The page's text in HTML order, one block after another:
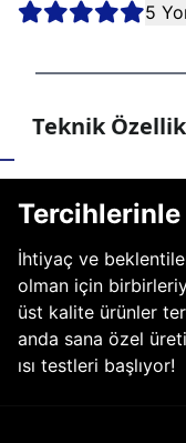
5
Teknik
İhtiyaç ve
olman için
üst kalite ürünler
anda sana özel
ısı testleri başlıyor!